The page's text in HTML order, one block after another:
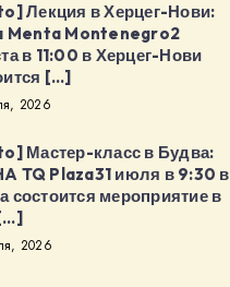
Лекция в Херцег-Нови:
Menta Montenegro2
в 11:00 в Херцег-Нови
[…]
2026
Мастер-класс в Будва:
TQ Plaza31 июля в 9:30 в
состоится мероприятие в
2026